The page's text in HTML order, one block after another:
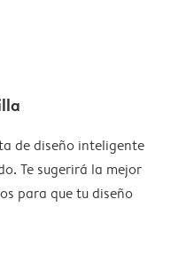
de diseño inteligente
Te sugerirá la mejor
para que tu diseño